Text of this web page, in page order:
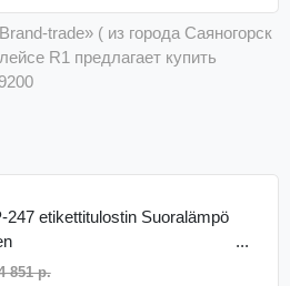
trade» ( из города Саяногорск
R1 предлагает купить
247 etikettitulostin Suoralämpö
851 р.